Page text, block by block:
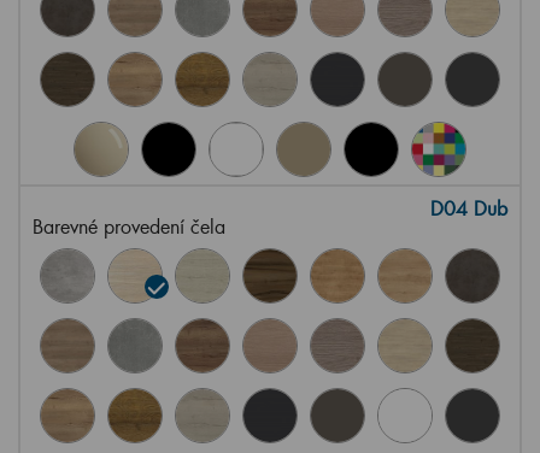
Barevné provedení čela
D04 Dub